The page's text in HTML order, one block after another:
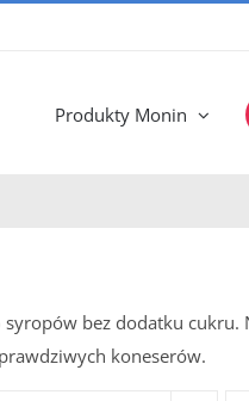
Produkty Monin
bez dodatku
koneserów.